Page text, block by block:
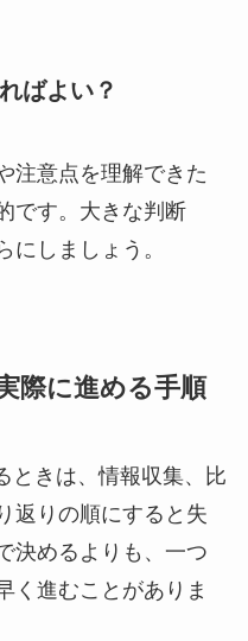
ばよい？
注意点を理解できた
です。大きな判断
にしましょう。
際に進める手順
ときは、情報収集、比
返りの順にすると失
決めるよりも、一つ
く進むことがありま